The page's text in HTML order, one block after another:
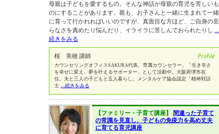
母親は子どもを愛するもの。そんな神話が母親の育児を苦しいも
のにすることがあります。親も、お子さんと一緒に生まれて一緒
に育って行かれればいいのですが、真面目な方ほど、ご自身の至
らなさを責めたり悩んだり、イライラに苦しんでおられたりし ...
続きをみる
桜 美穂 講師
カウンセリングオフィスSAKURA代表。専属カウンセラー。「生き辛さ
を幸せに変え、夢を叶えるサポーター」として活動中。大阪府堺市在
住。夫と三人の子どもと五人暮らし。メンタルケア協会認定「精神対話
士
...続きをみる
【ファミリー・子育て講座】
間違った子育て
の常識を見直し、子どもの免疫力を高め丈夫
に育てる育児講座